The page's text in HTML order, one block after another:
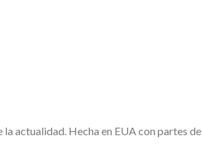
actualidad. Hecha en EUA con partes de